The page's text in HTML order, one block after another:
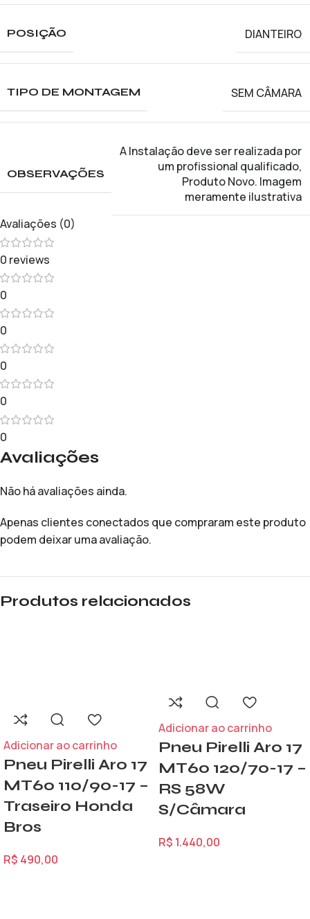
POSIÇÃO DIANTEIRO
TIPO DE MONTAGEM SEM CÂMARA
OBSERVAÇÕES
A Instalação deve ser realizada por
um profissional qualificado,
Produto Novo. Imagem
meramente ilustrativa
Avaliações (0)
0 reviews
0
0
0
0
0
Avaliações
Não há avaliações ainda.
Apenas clientes conectados que compraram este produto
podem deixar uma avaliação.
Produtos relacionados
Adicionar ao carrinho
Pneu Pirelli Aro 17
MT60 110/90-17 –
Traseiro Honda
Bros
R$ 490,00
Adicionar ao carrinho
Pneu Pirelli Aro 17
MT60 120/70-17 –
RS 58W
S/Câmara
R$ 1.440,00